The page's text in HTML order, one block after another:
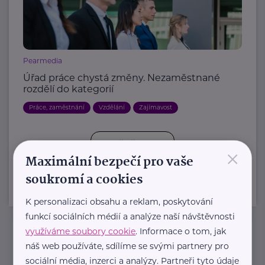
Pearmedia
Úřad práce chystá změny. Nezaměstnané
rozdělí do kategorií
Práce, zaměstnání Vzdělání Zajímavost
Další články
Newsletter
×
Maximální bezpečí pro vaše
soukromí a cookies
K personalizaci obsahu a reklam, poskytování
funkcí sociálních médií a analýze naší návštěvnosti
využíváme soubory cookie. Informace o tom, jak
náš web používáte, sdílíme se svými partnery pro
sociální média, inzerci a analýzy. Partneři tyto údaje